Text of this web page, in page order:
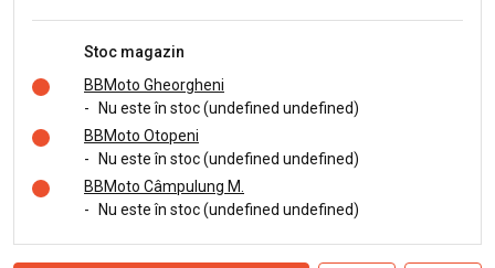
Stoc magazin
BBMoto Gheorgheni
-
Nu este în stoc (undefined undefined)
BBMoto Otopeni
-
Nu este în stoc (undefined undefined)
BBMoto Câmpulung M.
-
Nu este în stoc (undefined undefined)